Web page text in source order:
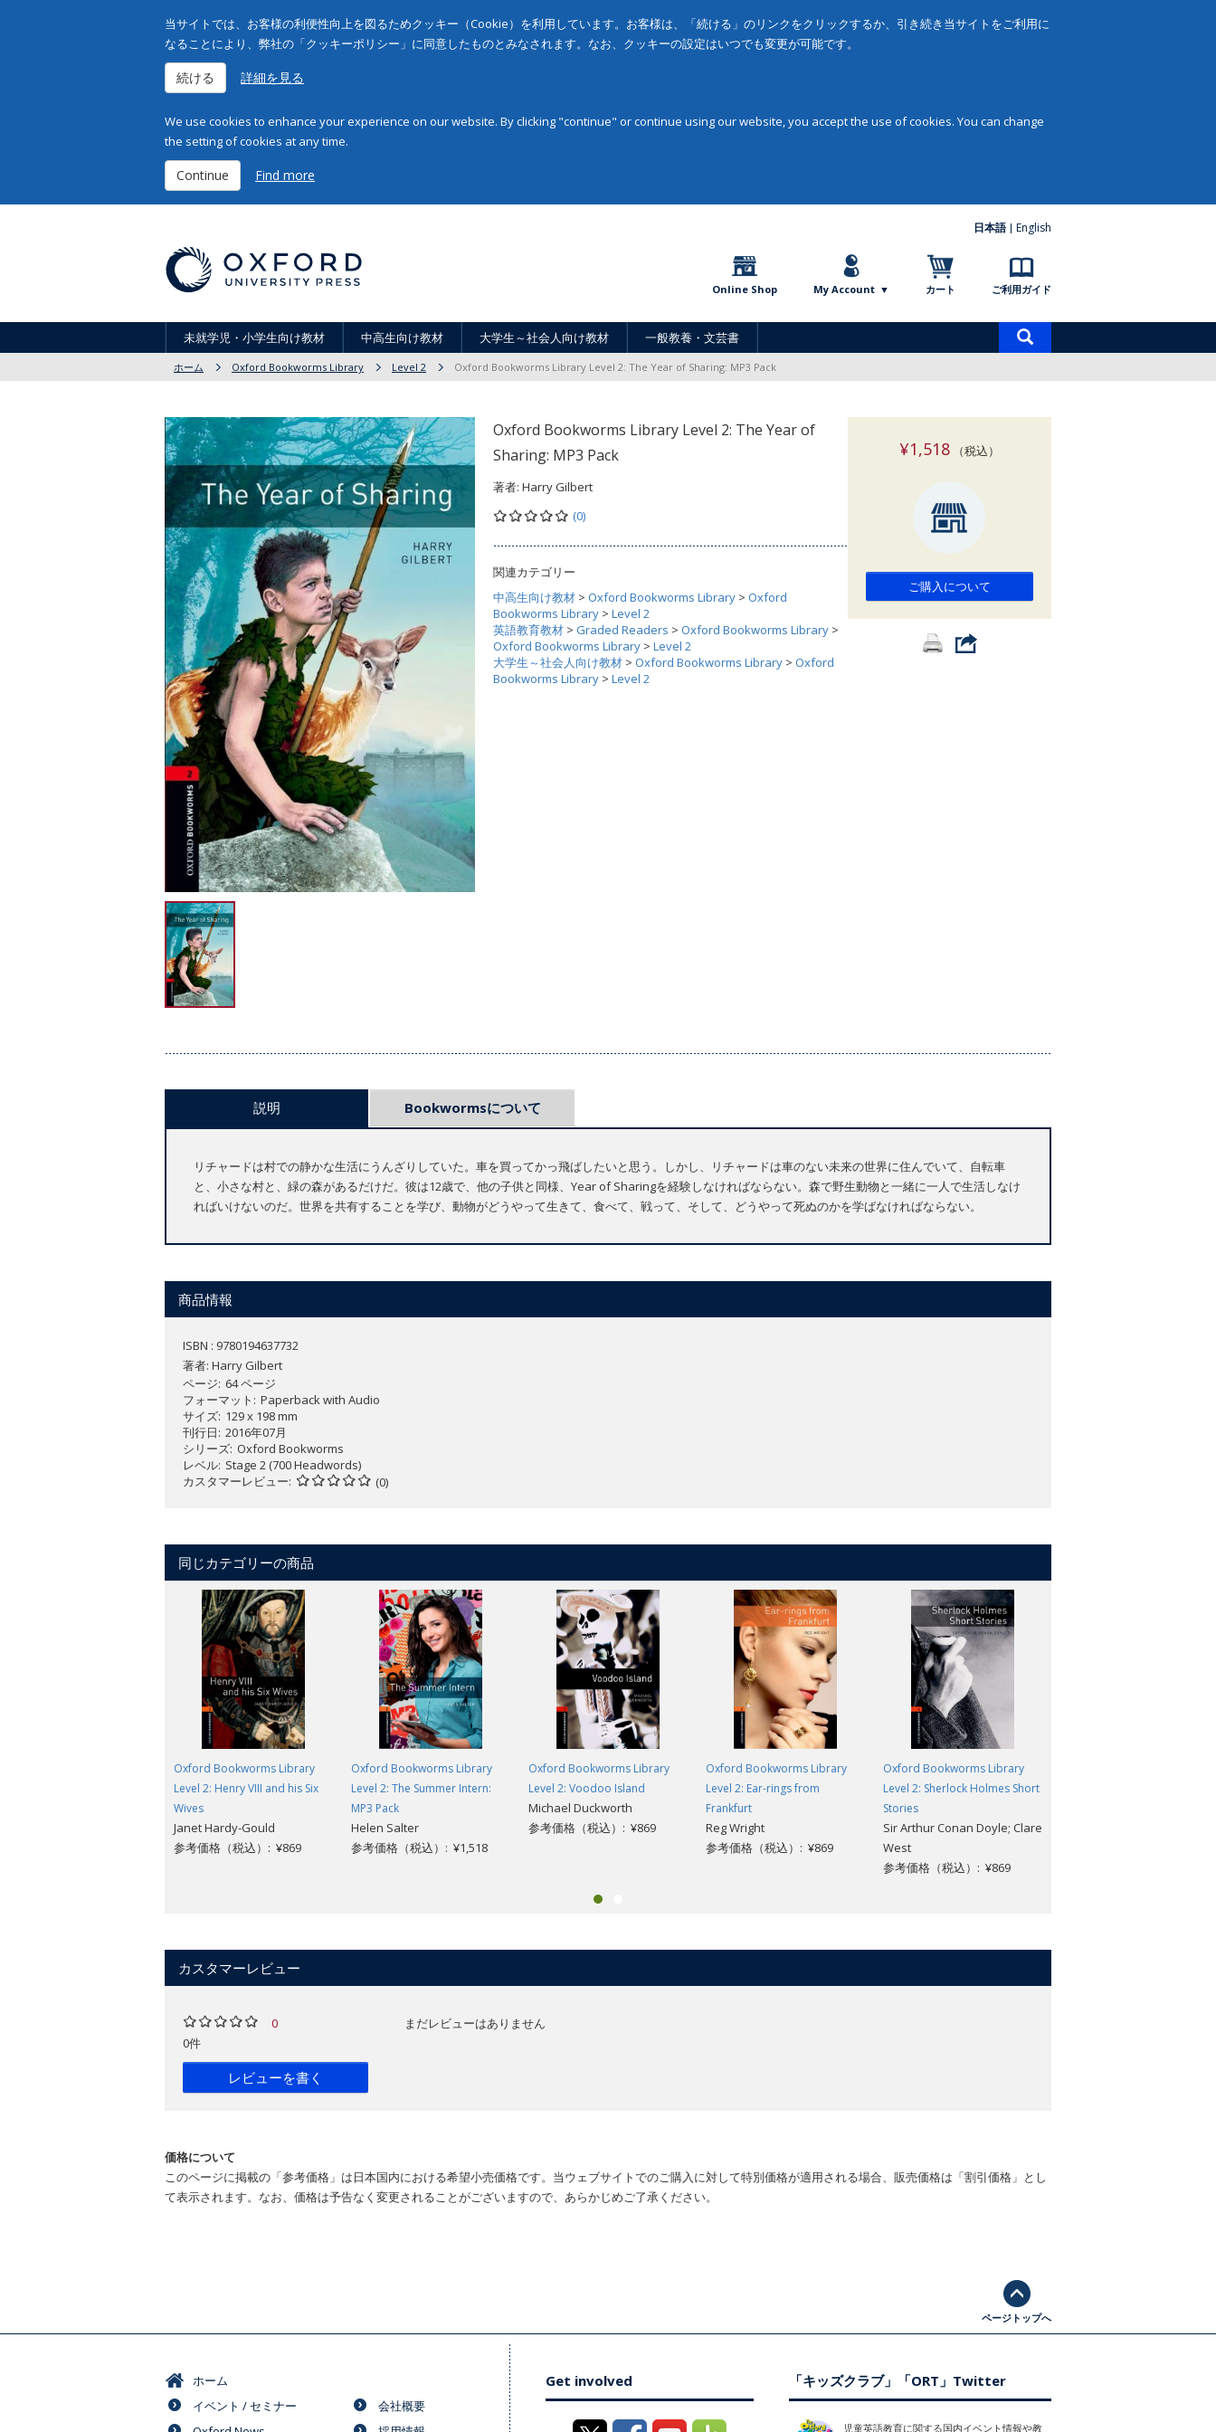
当サイトでは、お客様の利便性向上を図るためクッキー（Cookie）を利用しています。お客様は、「続ける」のリンクをクリックするか、引き続き当サイトをご利用に
なることにより、弊社の「クッキーポリシー」に同意したものとみなされます。なお、クッキーの設定はいつでも変更が可能です。
続ける 詳細を見る
We use cookies to enhance your experience on our website. By clicking "continue" or continue using our website, you accept the use of cookies. You can change
the setting of cookies at any time.
Continue Find more
日本語 English
Online Shop My Account カート ご利用ガイド
未就学児・小学生向け教材 中高生向け教材 大学生～社会人向け教材 一般教養・文芸書
索
ホーム Oxford Bookworms Library Level 2 Oxford Bookworms Library Level 2: The Year of Sharing: MP3 Pack
Oxford Bookworms Library Level 2: The Year of
Sharing: MP3 Pack
著者: Harry Gilbert
(0)
関連カテゴリー
中高生向け教材 > Oxford Bookworms Library > Oxford
Bookworms Library > Level 2
英語教育教材 > Graded Readers > Oxford Bookworms Library >
Oxford Bookworms Library > Level 2
大学生～社会人向け教材 > Oxford Bookworms Library > Oxford
Bookworms Library > Level 2
¥1,518（税込）
ご購入について
説明 Bookwormsについて
リチャードは村での静かな生活にうんざりしていた。車を買ってかっ飛ばしたいと思う。しかし、リチャードは車のない未来の世界に住んでいて、自転車
と、小さな村と、緑の森があるだけだ。彼は12歳で、他の子供と同様、Year of Sharingを経験しなければならない。森で野生動物と一緒に一人で生活しなけ
ればいけないのだ。世界を共有することを学び、動物がどうやって生きて、食べて、戦って、そして、どうやって死ぬのかを学ばなければならない。
商品情報
ISBN : 9780194637732
著者: Harry Gilbert
ページ 64 ページ
フォーマット
Paperback with Audio
サイズ 129 x 198 mm
刊行日 2016年07月
シリーズ Oxford Bookworms
レベル Stage 2 (700 Headwords)
カスタマーレビュー
(0)
同じカテゴリーの商品
Oxford Bookworms Library
Level 2: Henry VIII and his Six
Wives
Janet Hardy-Gould
参考価格（税込）: ¥869
Oxford Bookworms Library
Level 2: The Summer Intern:
MP3 Pack
Helen Salter
参考価格（税込）: ¥1,518
Oxford Bookworms Library
Level 2: Voodoo Island
Michael Duckworth
参考価格（税込）: ¥869
Oxford Bookworms Library
Level 2: Ear-rings from
Frankfurt
Reg Wright
参考価格（税込）: ¥869
Oxford Bookworms Library
Level 2: Sherlock Holmes Short
Stories
Sir Arthur Conan Doyle; Clare
West
参考価格（税込）: ¥869
カスタマーレビュー
0
0件
レビューを書く
まだレビューはありません
価格について
このページに掲載の「参考価格」は日本国内における希望小売価格です。当ウェブサイトでのご購入に対して特別価格が適用される場合、販売価格は「割引価格」とし
て表示されます。なお、価格は予告なく変更されることがございますので、あらかじめご了承ください。
ページトップへ
ホーム
イベント / セミナー
会社概要
Get involved 「キッズクラブ」「ORT」Twitter
児童英語教育に関する国内イベント情報や教